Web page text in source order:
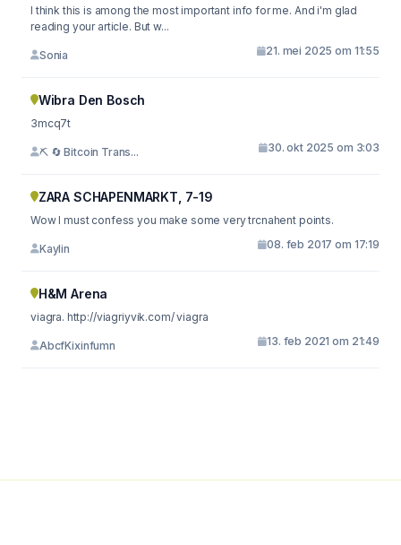
I think this is among the most important info for me. And i'm glad
reading your article. But w...
Sonia 21. mei 2025 om 11:55
Wibra Den Bosch
3mcq7t
⛏ 🔄 Bitcoin Trans... 30. okt 2025 om 3:03
ZARA SCHAPENMARKT, 7-19
Wow I must confess you make some very trcnahent points.
Kaylin 08. feb 2017 om 17:19
H&M Arena
viagra. http://viagriyvik.com/ viagra
AbcfKixinfumn 13. feb 2021 om 21:49